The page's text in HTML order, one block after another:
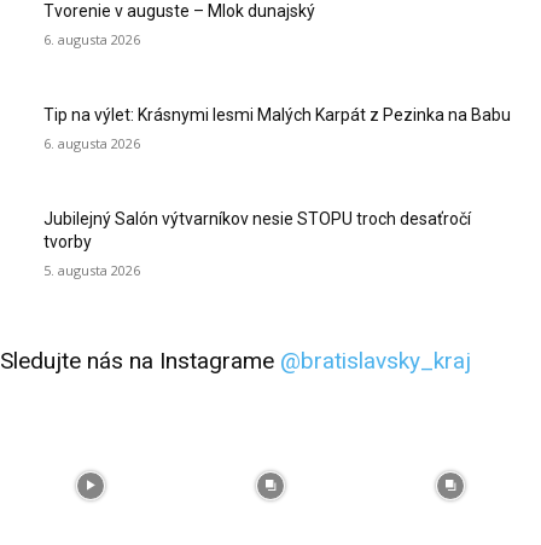
Tvorenie v auguste – Mlok dunajský
6. augusta 2026
Tip na výlet: Krásnymi lesmi Malých Karpát z Pezinka na Babu
6. augusta 2026
Jubilejný Salón výtvarníkov nesie STOPU troch desaťročí
tvorby
5. augusta 2026
Sledujte nás na Instagrame @bratislavsky_kraj